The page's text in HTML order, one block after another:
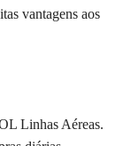
vantagens aos
Linhas Aéreas.